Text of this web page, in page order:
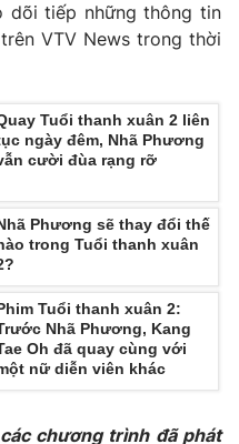
Thể thao
động sản
lòng Việt
mình bằng AI
dõi tiếp những thông tin
VTV News trong thời
Tuổi thanh xuân 2 liên
ngày đêm, Nhã Phương
cười đùa rạng rỡ
Phương sẽ thay đổi thế
trong Tuổi thanh xuân
Tuổi thanh xuân 2:
Nhã Phương, Kang
Oh đã quay cùng với
nữ diễn viên khác
chương trình đã phát